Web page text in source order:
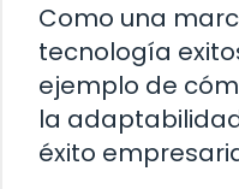
Como una
tecnología
ejemplo de
la
éxito